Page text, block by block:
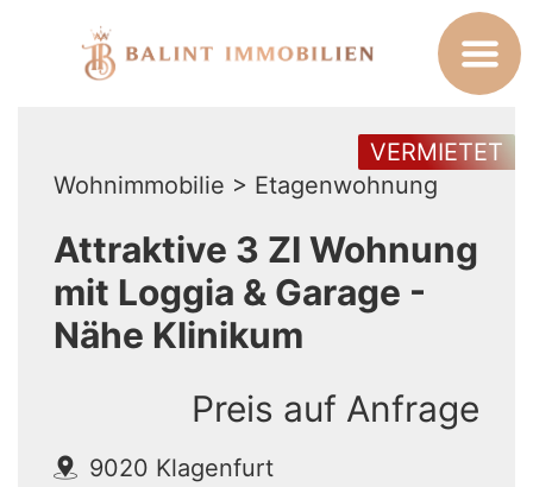
Wohnimmobilie > Etagenwohnung
VERMIETET
Attraktive 3 ZI Wohnung
mit Loggia & Garage -
Nähe Klinikum
9020 Klagenfurt
Preis auf Anfrage